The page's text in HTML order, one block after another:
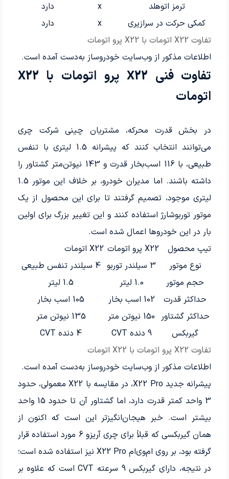
تفاوت X22 اتومات با X22 پرو اتومات
ترمز اتوهلد
x
دارد
کمکی حرکت در سرازیری
x دارد
اطلاعات مذکور از وب‌سایت خودروساز به‌دست آمده است.
تفاوت فنی X22 پرو اتومات با X22
اتومات
در بخش قدرت محرکه، مشتریان چینی شرکت چری
می‌توانند انتخاب کنند که پیشرانه 1.5 لیتری با تنفس
طبیعی، با 116 اسب‌بخار قدرت و 143 نیوتن‌متر گشتاور را
داشته باشند. اما مدیران خودرو، بر خلاف این موتور 1.5
لیتری موجود، تصمیم گرفتند تا برای این محصول از یک
موتور توربوشارژ استفاده کنند و این تغییر بزرگ برای اولین
بار در این خودروها اعمال شده است.
تفاوت X22 پرو اتومات با X22 اتومات
تیپ محصول X22 پرو اتومات
X22 اتومات
نوع موتور
3 سیلندر توربو
4 سیلندر تنفس طبیعی
حجم موتور
1.0 لیتر
1.5 لیتر
حداکثر قدرت
102 اسب بخار
105 اسب بخار
حداکثر گشتاور 150 نیوتن متر
135 نیوتن متر
گیربکس
9 دنده CVT 4 دنده CVT
اطلاعات مذکور از وب‌سایت خودروساز به‌دست آمده است.
پیشرانه جدید X22 Pro، در مقایسه با X22 معمولی، حدود
3 واحد کمتر قدرت دارد، اما گشتاور آن تا حدود 15 واحد
بیشتر است. خبر هیجان‌انگیزتر این است که اکنون از
همان گیربکسی که قبلاً برای چری آریزو 6 مورد استفاده قرار
گرفته بود، بر روی ام‌وی‌ام X22 Pro نیز استفاده شده است؛
در نتیجه، دارای گیربکس 9 سرعته CVT است که علاوه بر